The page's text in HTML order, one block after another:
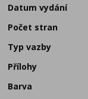
Datum vydání
Počet stran
Typ vazby
Přílohy
Barva